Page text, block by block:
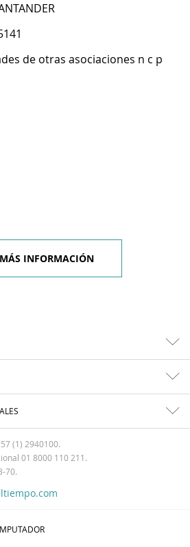
de otras asociaciones n c p
INFORMACIÓN
(1) 2940100.
01 8000 110 211.
70.